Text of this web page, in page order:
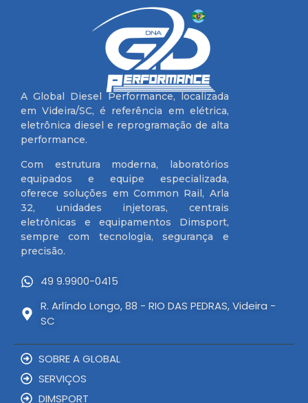
A Global Diesel Performance, localizada
em Videira/SC, é referência em elétrica,
eletrônica diesel e reprogramação de alta
performance.
Com estrutura moderna, laboratórios
equipados e equipe especializada,
oferece soluções em Common Rail, Arla
32, unidades injetoras, centrais
eletrônicas e equipamentos Dimsport,
sempre com tecnologia, segurança e
precisão.
49 9.9900-0415
R. Arlíndo Longo, 88 - RIO DAS PEDRAS, Videira -
SC
SOBRE A GLOBAL
SERVIÇOS
DIMSPORT